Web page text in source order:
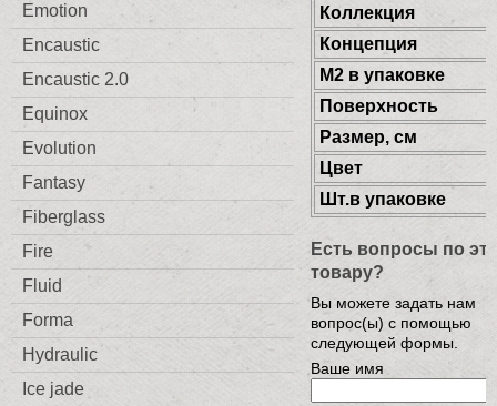
Emotion
Encaustic
Encaustic 2.0
Equinox
Evolution
Fantasy
Fiberglass
Fire
Fluid
Forma
Hydraulic
Ice jade
Коллекция
Концепция
М2 в упаковке
Поверхность
Размер, см
Цвет
Шт.в упаковке
Есть вопросы по
товару?
Вы можете задать нам
вопрос(ы) с помощью
следующей формы.
Ваше имя